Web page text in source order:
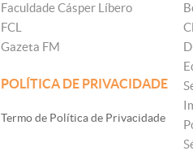
Faculdade Cásper Líbero
FCL
Gazeta FM
POLÍTICA DE PRIVACIDADE
Termo de Política de Privacidade